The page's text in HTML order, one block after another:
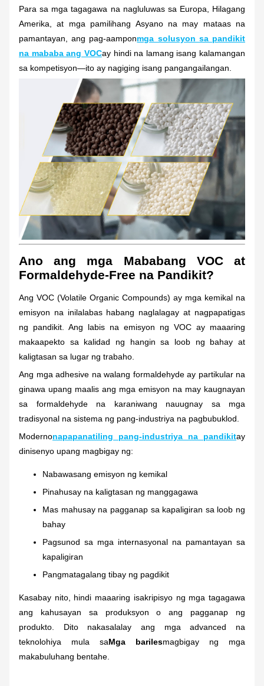
Para sa mga tagagawa na nagluluwas sa Europa, Hilagang
Amerika, at mga pamilihang Asyano na may mataas na
pamantayan, ang pag-aamponmga solusyon sa pandikit
na mababa ang VOCay hindi na lamang isang kalamangan
sa kompetisyon—ito ay nagiging isang pangangailangan.
Ano ang mga Mababang VOC at
Formaldehyde-Free na Pandikit?
Ang VOC (Volatile Organic Compounds) ay mga kemikal na
emisyon na inilalabas habang naglalagay at nagpapatigas
ng pandikit. Ang labis na emisyon ng VOC ay maaaring
makaapekto sa kalidad ng hangin sa loob ng bahay at
kaligtasan sa lugar ng trabaho.
Ang mga adhesive na walang formaldehyde ay partikular na
ginawa upang maalis ang mga emisyon na may kaugnayan
sa formaldehyde na karaniwang nauugnay sa mga
tradisyonal na sistema ng pang-industriya na pagbubuklod.
Modernonapapanatiling pang-industriya na pandikitay
dinisenyo upang magbigay ng:
Nabawasang emisyon ng kemikal
Pinahusay na kaligtasan ng manggagawa
Mas mahusay na pagganap sa kapaligiran sa loob ng
bahay
Pagsunod sa mga internasyonal na pamantayan sa
kapaligiran
Pangmatagalang tibay ng pagdikit
Kasabay nito, hindi maaaring isakripisyo ng mga tagagawa
ang kahusayan sa produksyon o ang pagganap ng
produkto. Dito nakasalalay ang mga advanced na
teknolohiya mula saMga barilesmagbigay ng mga
makabuluhang bentahe.